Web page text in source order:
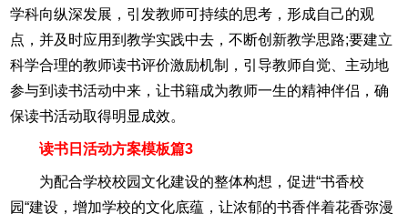
学科向纵深发展，引发教师可持续的思考，形成自己的观
点，并及时应用到教学实践中去，不断创新教学思路;要建立
科学合理的教师读书评价激励机制，引导教师自觉、主动地
参与到读书活动中来，让书籍成为教师一生的精神伴侣，确
保读书活动取得明显成效。
读书日活动方案模板篇3
为配合学校校园文化建设的整体构想，促进“书香校
园“建设，增加学校的文化底蕴，让浓郁的书香伴着花香弥漫